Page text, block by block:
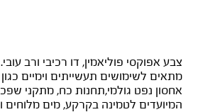
צבע אפוקסי פוליאמין, דו רכיבי ורב עובי.
מתאים לשימושים תעשייתים וימיים
אחסון נפט גולמי,תחנות כח, מתקני
המיועדים לטמינה בקרקע, מים מלוחים